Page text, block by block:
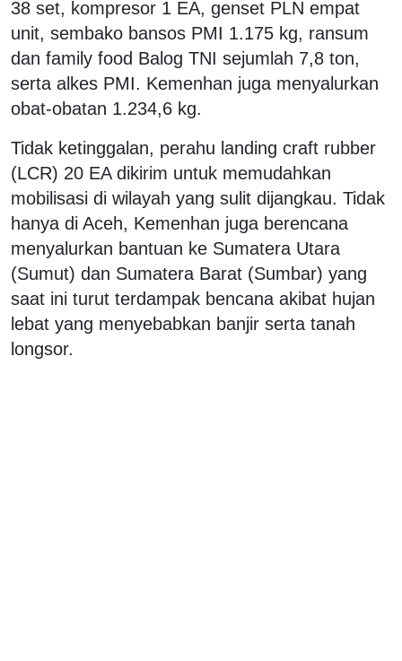
38 set, kompresor 1 EA, genset PLN empat
unit, sembako bansos PMI 1.175 kg, ransum
dan family food Balog TNI sejumlah 7,8 ton,
serta alkes PMI. Kemenhan juga menyalurkan
obat-obatan 1.234,6 kg.
Tidak ketinggalan, perahu landing craft rubber
(LCR) 20 EA dikirim untuk memudahkan
mobilisasi di wilayah yang sulit dijangkau. Tidak
hanya di Aceh, Kemenhan juga berencana
menyalurkan bantuan ke Sumatera Utara
(Sumut) dan Sumatera Barat (Sumbar) yang
saat ini turut terdampak bencana akibat hujan
lebat yang menyebabkan banjir serta tanah
longsor.